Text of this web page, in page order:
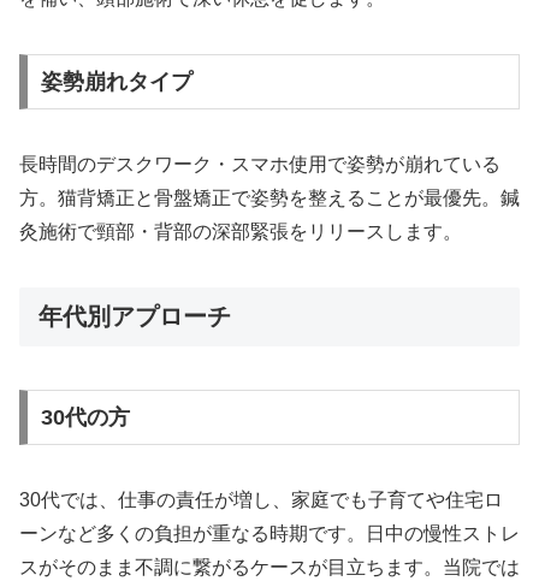
姿勢崩れタイプ
長時間のデスクワーク・スマホ使用で姿勢が崩れている
方。猫背矯正と骨盤矯正で姿勢を整えることが最優先。鍼
灸施術で頸部・背部の深部緊張をリリースします。
年代別アプローチ
30代の方
30代では、仕事の責任が増し、家庭でも子育てや住宅ロ
ーンなど多くの負担が重なる時期です。日中の慢性ストレ
スがそのまま不調に繋がるケースが目立ちます。当院では